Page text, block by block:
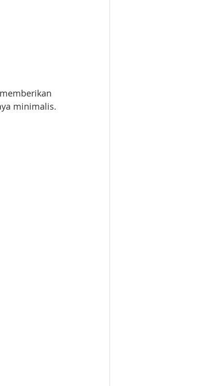
minimalis.